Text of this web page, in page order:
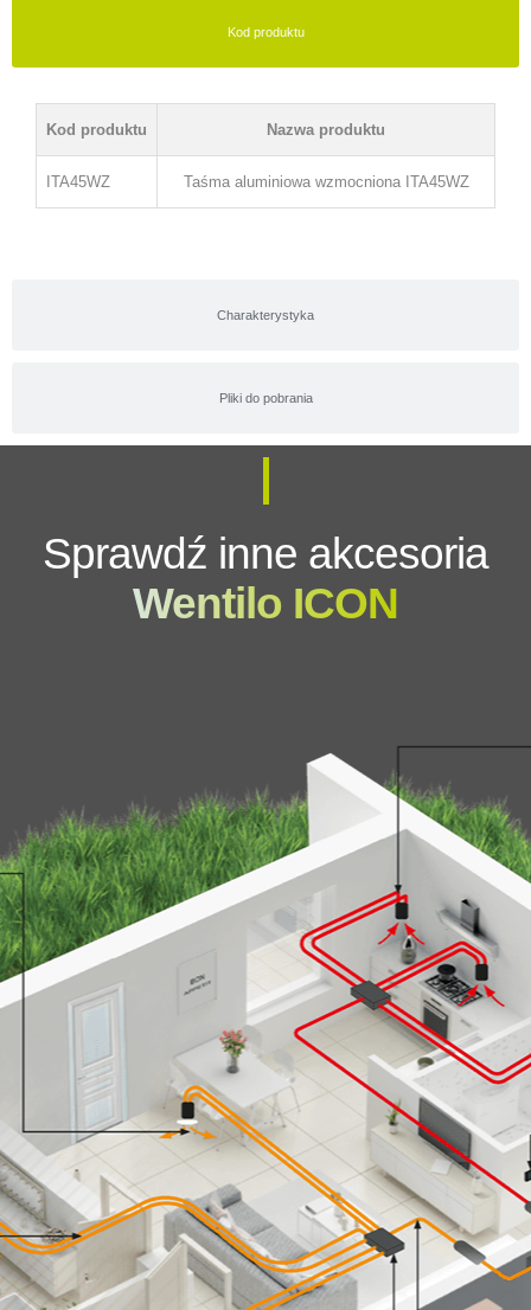
Kod produktu
Charakterystyka
Pliki do pobrania
Kod produktu Nazwa produktu
ITA45WZ Taśma aluminiowa wzmocniona ITA45WZ
Sprawdź inne akcesoria
Wentilo ICON